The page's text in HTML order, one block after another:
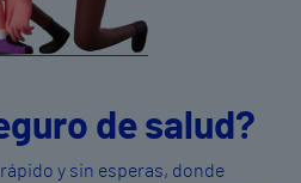
de salud?
y sin esperas, donde